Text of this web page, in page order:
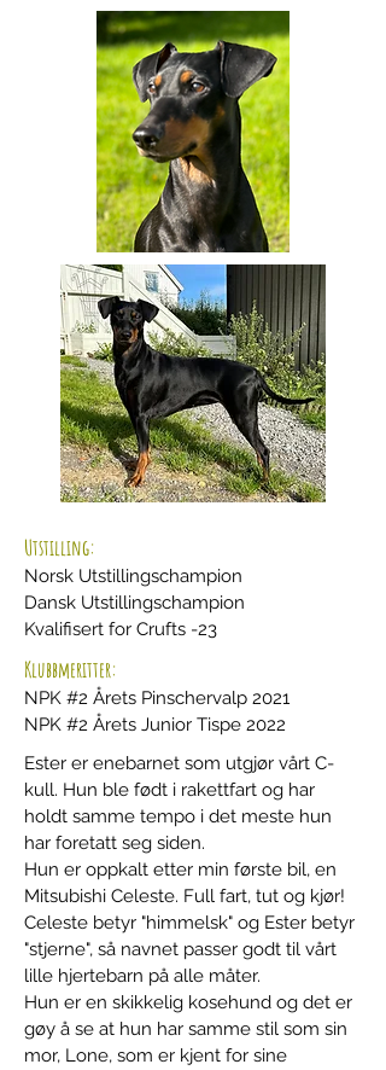
Utstilling:
Norsk Utstillingschampion
Dansk Utstillingschampion
Kvalifisert for Crufts -23
Klubbmeritter:
NPK #2 Årets Pinschervalp 2021
NPK #2 Årets Junior Tispe 2022
Ester er enebarnet som utgjør vårt C-
kull. Hun ble født i rakettfart og har
holdt samme tempo i det meste hun
har foretatt seg siden.
Hun er oppkalt etter min første bil, en
Mitsubishi Celeste. Full fart, tut og kjør!
Celeste betyr "himmelsk" og Ester betyr
"stjerne", så navnet passer godt til vårt
lille hjertebarn på alle måter.
Hun er en skikkelig kosehund og det er
gøy å se at hun har samme stil som sin
mor, Lone, som er kjent for sine